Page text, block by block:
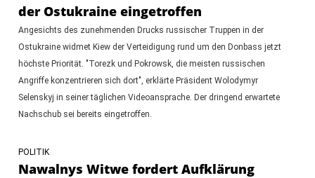
der Ostukraine eingetroffen
Angesichts des zunehmenden Drucks russischer Truppen in der
Ostukraine widmet Kiew der Verteidigung rund um den Donbass jetzt
höchste Priorität. "Torezk und Pokrowsk, die meisten russischen
Angriffe konzentrieren sich dort", erklärte Präsident Wolodymyr
Selenskyj in seiner täglichen Videoansprache. Der dringend erwartete
Nachschub sei bereits eingetroffen.
POLITIK
Nawalnys Witwe fordert Aufklärung